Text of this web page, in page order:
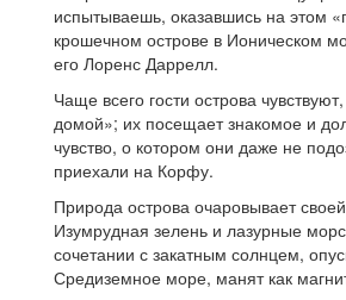
испытываешь, оказавшись на этом
крошечном острове в Ионическом
его Лоренс Даррелл.
Чаще всего гости острова
домой»; их посещает знакомое и
чувство, о котором они даже не
приехали на Корфу.
Природа острова очаровывает
Изумрудная зелень и лазурные
сочетании с закатным солнцем,
Средиземное море, манят как